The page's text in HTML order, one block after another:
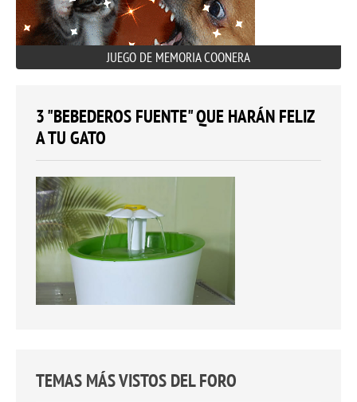
JUEGO DE MEMORIA COONERA
3 "BEBEDEROS FUENTE" QUE HARÁN FELIZ
A TU GATO
TEMAS MÁS VISTOS DEL FORO